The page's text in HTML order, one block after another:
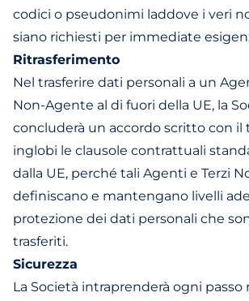
codici o pseudonimi laddove i veri
siano richiesti per immediate
Ritrasferimento
Nel trasferire dati personali a un
Non-Agente al di fuori della UE, la
concluderà un accordo scritto con il
inglobi le clausole contrattuali
dalla UE, perché tali Agenti e Terzi
definiscano e mantengano livelli
protezione dei dati personali che
trasferiti.
Sicurezza
La Società intraprenderà ogni passo